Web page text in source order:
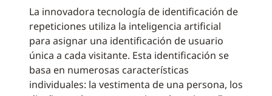
La innovadora tecnología de identificación de
repeticiones utiliza la inteligencia artificial
para asignar una identificación de usuario
única a cada visitante. Esta identificación se
basa en numerosas características
individuales: la vestimenta de una persona, los